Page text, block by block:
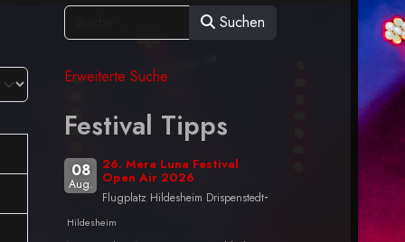
Suchen
Erweiterte Suche
Festival Tipps
08
Aug.
26. Mera Luna Festival
Open Air 2026
Flugplatz Hildesheim Drispenstedt-
Hildesheim